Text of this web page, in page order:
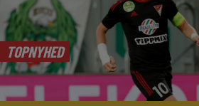
TOPNYHED